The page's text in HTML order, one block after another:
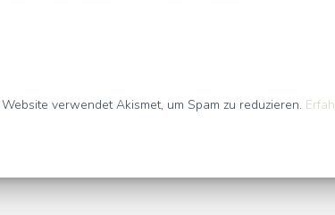
verwendet Akismet, um Spam zu reduzieren.